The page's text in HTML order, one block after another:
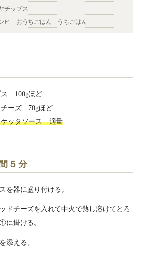
チップス
ピ おうちごはん うちごはん
ス 100gほど
チーズ 70gほど
ケッタソース 適量
５分
を器に盛り付ける。
ドチーズを入れて中火で熱し溶けてとろ
に掛ける。
添える。